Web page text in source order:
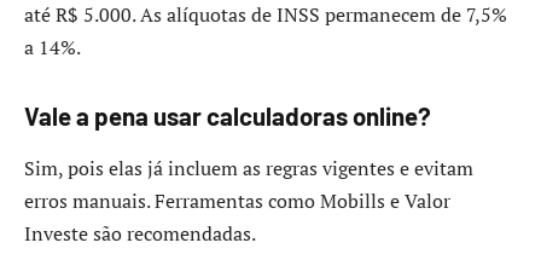
até R$ 5.000. As alíquotas de INSS permanecem de 7,5%
a 14%.
Vale a pena usar calculadoras online?
Sim, pois elas já incluem as regras vigentes e evitam
erros manuais. Ferramentas como Mobills e Valor
Investe são recomendadas.